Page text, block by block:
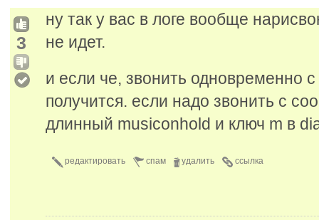
3
ну так у вас в логе вообще
не идет.
и если че, звонить одновременно
получится. если надо звонить с
длинный musiconhold и ключ m в
ссылка
удалить
спам
редактировать